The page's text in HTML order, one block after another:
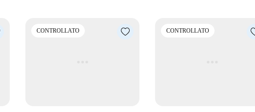
CONTROLLATO CONTROLLATO